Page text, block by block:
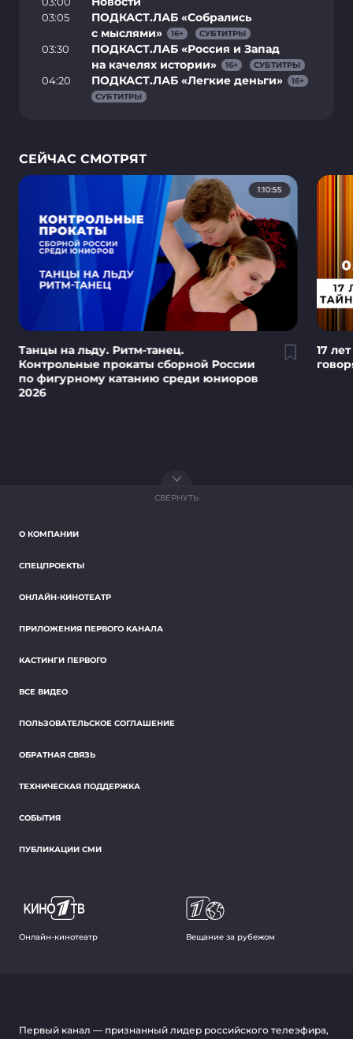
03:05
ПОДКАСТ.ЛАБ «Собрались
с мыслями»
16+ СУБТИТРЫ
03:30
ПОДКАСТ.ЛАБ «Россия и Запад
на качелях истории»
16+ СУБТИТРЫ
04:20 ПОДКАСТ.ЛАБ «Легкие деньги» 16+
СУБТИТРЫ
СЕЙЧАС СМОТРЯТ
1:10:55
Танцы на льду. Ритм-танец.
Контрольные прокаты сборной России
по фигурному катанию среди юниоров
2026
17
СВЕРНУТЬ
О КОМПАНИИ
СПЕЦПРОЕКТЫ
ОНЛАЙН-КИНОТЕАТР
ПРИЛОЖЕНИЯ ПЕРВОГО КАНАЛА
КАСТИНГИ ПЕРВОГО
ВСЕ ВИДЕО
ПОЛЬЗОВАТЕЛЬСКОЕ СОГЛАШЕНИЕ
ОБРАТНАЯ СВЯЗЬ
ТЕХНИЧЕСКАЯ ПОДДЕРЖКА
СОБЫТИЯ
ПУБЛИКАЦИИ СМИ
Онлайн-кинотеатр Вещание за рубежом
Первый канал — признанный лидер российского телеэфира,